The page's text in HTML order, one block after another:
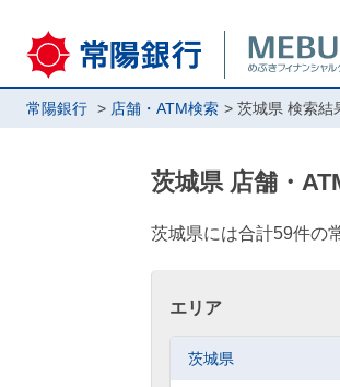
常陽銀行 店舗・ATM検索 茨城県 検索結
茨城県 店舗・
茨城県には合計59件の
エリア
茨城県